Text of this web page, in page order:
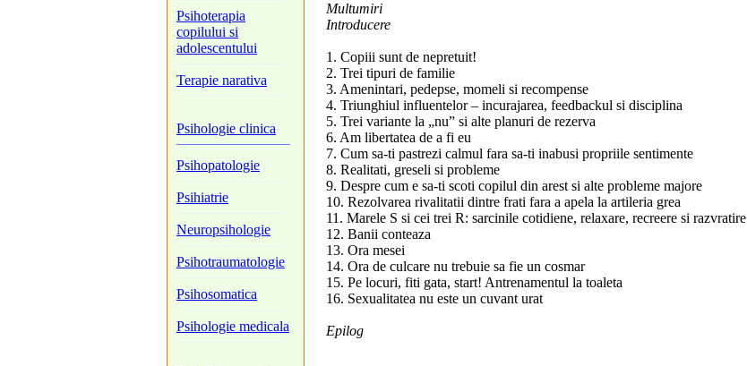
Psihoterapia
copilului si
adolescentului
Terapie narativa
Psihologie clinica
Psihopatologie
Psihiatrie
Neuropsihologie
Psihotraumatologie
Psihosomatica
Psihologie medicala
Multumiri
Introducere
1. Copiii sunt de nepretuit!
2. Trei tipuri de familie
3. Amenintari, pedepse, momeli si recompense
4. Triunghiul influentelor – incurajarea, feedbackul si disciplina
5. Trei variante la „nu” si alte planuri de rezerva
6. Am libertatea de a fi eu
7. Cum sa-ti pastrezi calmul fara sa-ti inabusi propriile sentimente
8. Realitati, greseli si probleme
9. Despre cum e sa-ti scoti copilul din arest si alte probleme majore
10. Rezolvarea rivalitatii dintre frati fara a apela la artileria grea
11. Marele S si cei trei R: sarcinile cotidiene, relaxare, recreere si razvratire
12. Banii conteaza
13. Ora mesei
14. Ora de culcare nu trebuie sa fie un cosmar
15. Pe locuri, fiti gata, start! Antrenamentul la toaleta
16. Sexualitatea nu este un cuvant urat
Epilog